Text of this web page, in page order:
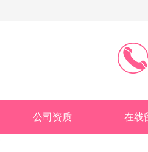
公司资质 在线